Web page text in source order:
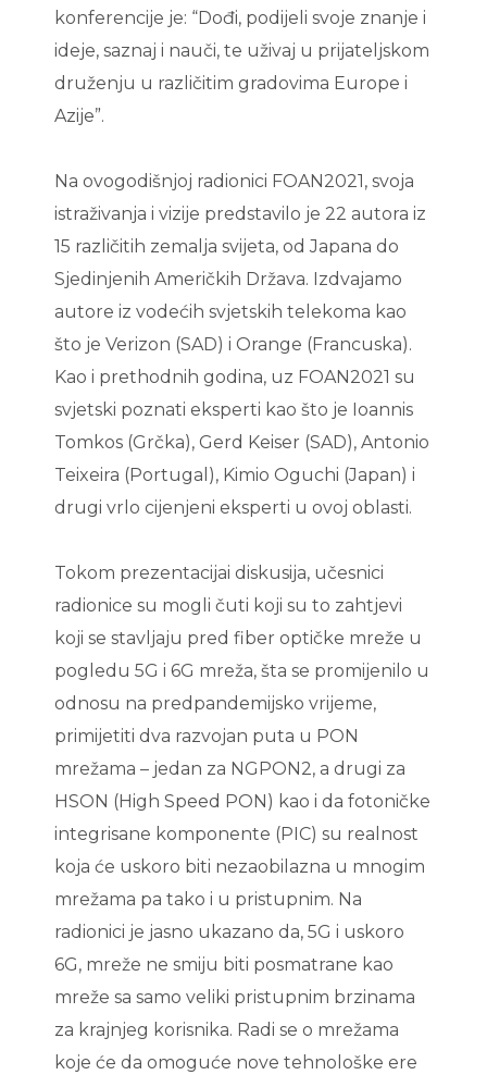
konferencije je: “Dođi, podijeli svoje znanje i
ideje, saznaj i nauči, te uživaj u prijateljskom
druženju u različitim gradovima Europe i
Azije”.
Na ovogodišnjoj radionici FOAN2021, svoja
istraživanja i vizije predstavilo je 22 autora iz
15 različitih zemalja svijeta, od Japana do
Sjedinjenih Američkih Država. Izdvajamo
autore iz vodećih svjetskih telekoma kao
što je Verizon (SAD) i Orange (Francuska).
Kao i prethodnih godina, uz FOAN2021 su
svjetski poznati eksperti kao što je Ioannis
Tomkos (Grčka), Gerd Keiser (SAD), Antonio
Teixeira (Portugal), Kimio Oguchi (Japan) i
drugi vrlo cijenjeni eksperti u ovoj oblasti.
Tokom prezentacijai diskusija, učesnici
radionice su mogli čuti koji su to zahtjevi
koji se stavljaju pred fiber optičke mreže u
pogledu 5G i 6G mreža, šta se promijenilo u
odnosu na predpandemijsko vrijeme,
primijetiti dva razvojan puta u PON
mrežama – jedan za NGPON2, a drugi za
HSON (High Speed PON) kao i da fotoničke
integrisane komponente (PIC) su realnost
koja će uskoro biti nezaobilazna u mnogim
mrežama pa tako i u pristupnim. Na
radionici je jasno ukazano da, 5G i uskoro
6G, mreže ne smiju biti posmatrane kao
mreže sa samo veliki pristupnim brzinama
za krajnjeg korisnika. Radi se o mrežama
koje će da omoguće nove tehnološke ere